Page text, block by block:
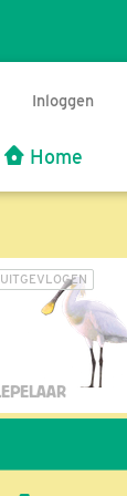
Inloggen
Home
UITGEVLOGEN